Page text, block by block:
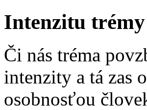
Intenzitu
Či nás tréma
intenzity a tá zas
osobnosťou